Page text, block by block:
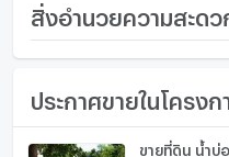
ราคา
สิ่งอำนวยความสะดว
เฟอร์นิเจอร์
โทรศัพท์บ้าน
เครื่องปรับอากาศ
ประกาศขายในโครงก
ขายที่ดิน น้ำบ่